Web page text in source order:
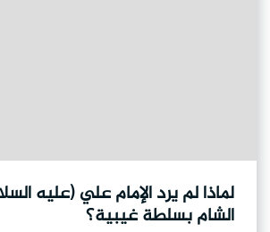
لماذا لم يرد الإمام علي (عليه
الشام بسلطة غيبية؟